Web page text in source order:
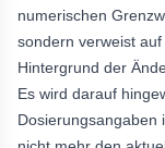
numerischen
sondern verweist
Hintergrund der
Es wird darauf
Dosierungsangaben